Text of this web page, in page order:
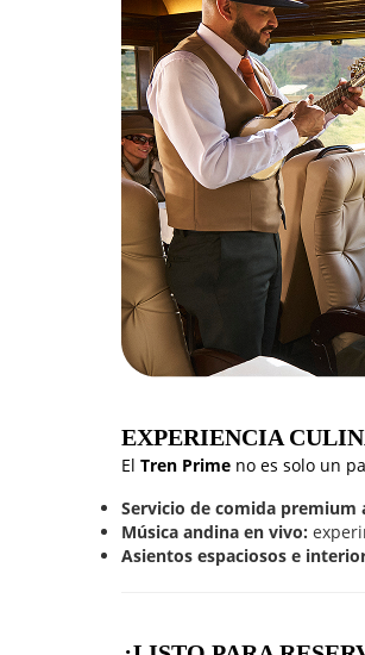
EXPERIENCIA
El Tren Prime no es solo un
Servicio de comida premium
Música andina en vivo:
Asientos espaciosos e